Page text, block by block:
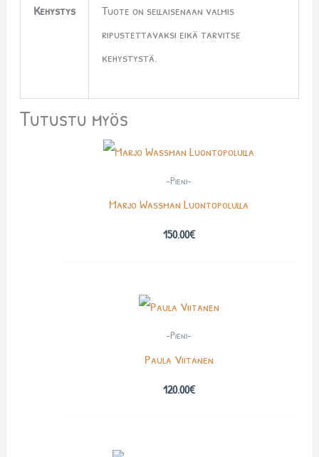
Kehystys
Tuote on sellaisenaan valmis
ripustettavaksi eikä tarvitse
kehystystä.
Tutustu myös
-Pieni-
Marjo Wassman Luontopolulla
150.00€
-Pieni-
Paula Viitanen
120.00€